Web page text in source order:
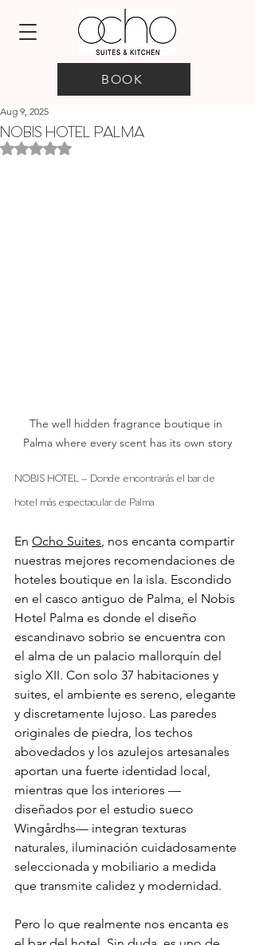
BOOK
NOBIS HOTEL PALMA
Aug 9, 2025
Rated NaN out of 5 stars.
The well hidden fragrance boutique in
Palma where every scent has its own story
NOBIS HOTEL – Donde encontrarás el bar de
hotel más espectacular de Palma
En Ocho Suites, nos encanta compartir
nuestras mejores recomendaciones de
hoteles boutique en la isla. Escondido
en el casco antiguo de Palma, el Nobis
Hotel Palma es donde el diseño
escandinavo sobrio se encuentra con
el alma de un palacio mallorquín del
siglo XII. Con solo 37 habitaciones y
suites, el ambiente es sereno, elegante
y discretamente lujoso. Las paredes
originales de piedra, los techos
abovedados y los azulejos artesanales
aportan una fuerte identidad local,
mientras que los interiores —
diseñados por el estudio sueco
Wingårdhs— integran texturas
naturales, iluminación cuidadosamente
seleccionada y mobiliario a medida
que transmite calidez y modernidad.
Pero lo que realmente nos encanta es